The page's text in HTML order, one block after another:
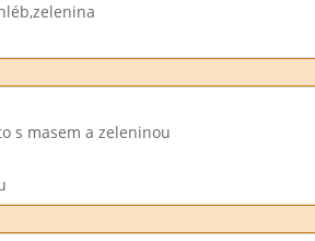
s masem a zeleninou